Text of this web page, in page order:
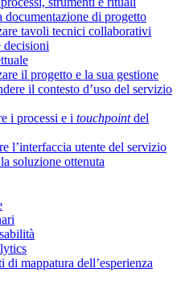
documentazione di progetto
tavoli tecnici collaborativi
decisioni
il progetto e la sua gestione
il contesto d’uso del servizio
i processi e i touchpointdel
l’interfaccia utente del servizio
soluzione ottenuta
di mappatura dell’esperienza